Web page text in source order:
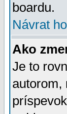
boardu.
Návrat
Ako
Je to
autorom,